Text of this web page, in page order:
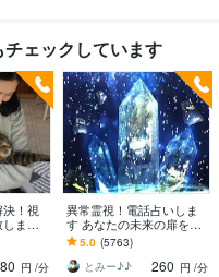
ェックしています
！視
ます
係、
の気
円 /分
異常霊視！電話占いしま
す あなたの未来の扉を開
けます(^^)
5.0 (5763)
とみー♪♪
260 円 /分